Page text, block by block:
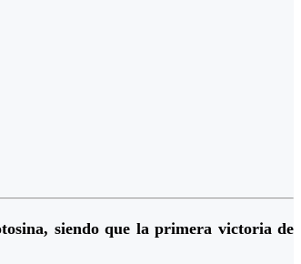
siendo que la primera victoria de